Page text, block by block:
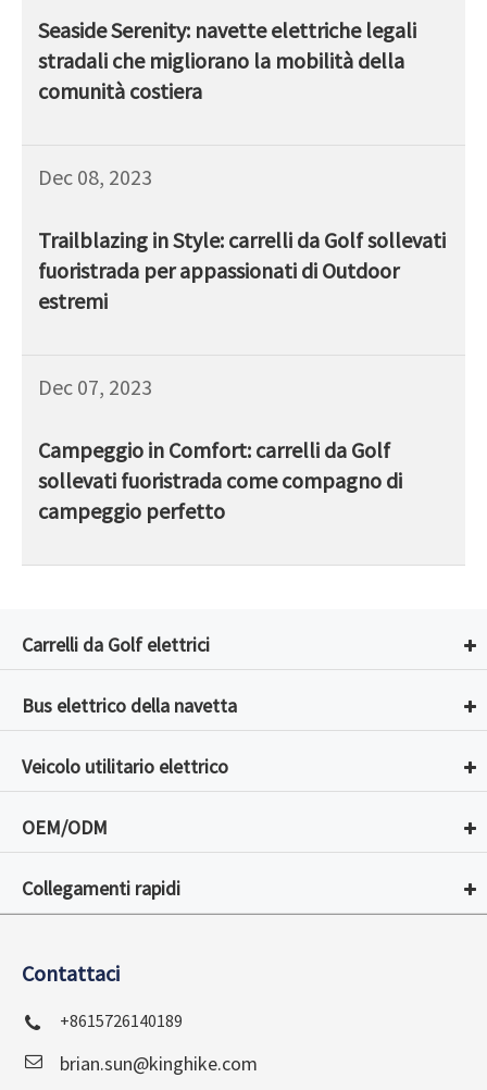
Seaside Serenity: navette elettriche legali
stradali che migliorano la mobilità della
comunità costiera
Dec 08, 2023
Trailblazing in Style: carrelli da Golf sollevati
fuoristrada per appassionati di Outdoor
estremi
Dec 07, 2023
Campeggio in Comfort: carrelli da Golf
sollevati fuoristrada come compagno di
campeggio perfetto
Carrelli da Golf elettrici
Bus elettrico della navetta
Veicolo utilitario elettrico
OEM/ODM
Collegamenti rapidi
Contattaci
+8615726140189
brian.sun@kinghike.com